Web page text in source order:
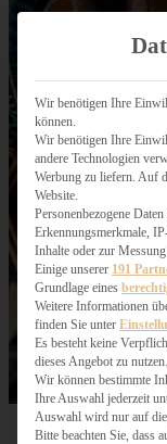
Wir benötigen Ihre
können.
Wir benötigen Ihre
andere Technologien
Werbung zu liefern. Auf
Website.
Personenbezogene
Erkennungsmerkmale,
Inhalte oder zur
Einige unserer 191
Grundlage eines
Weitere Informationen
finden Sie unter
Es besteht keine
dieses Angebot zu nutzen.
Wir können bestimmte
Ihre Auswahl jederzeit
Auswahl wird nur auf
Bitte beachten Sie, dass